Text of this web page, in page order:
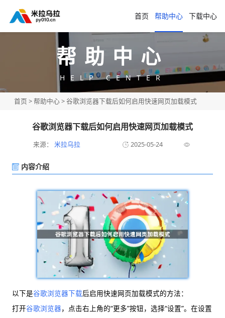
首页 帮助中心 下载中心
帮助中心
HELP CENTER
首页 >帮助中心> 谷歌浏览器下载后如何启用快速网页加载模式
谷歌浏览器下载后如何启用快速网页加载模式
来源： 米拉乌拉 2025-05-24
内容介绍
以下是谷歌浏览器下载后启用快速网页加载模式的方法：
打开谷歌浏览器，点击右上角的“更多”按钮，选择“设置”。在设置